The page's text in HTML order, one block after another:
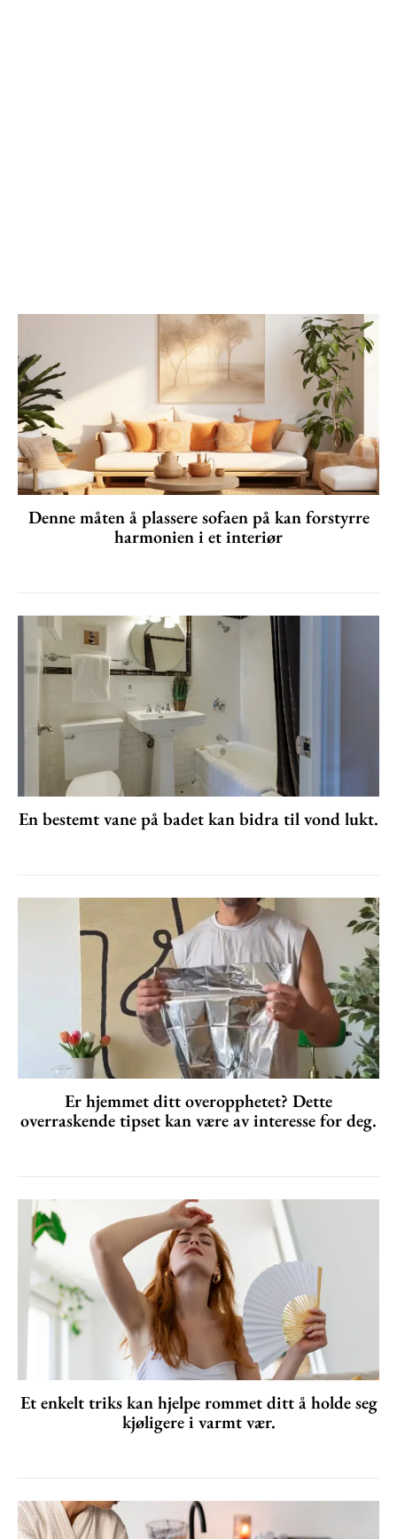
Denne måten å plassere sofaen på kan forstyrre
harmonien i et interiør
En bestemt vane på badet kan bidra til vond lukt.
Er hjemmet ditt overopphetet? Dette
overraskende tipset kan være av interesse for deg.
Et enkelt triks kan hjelpe rommet ditt å holde seg
kjøligere i varmt vær.